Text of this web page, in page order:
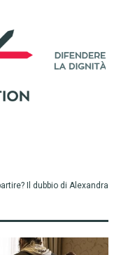
Il dubbio di Alexandra